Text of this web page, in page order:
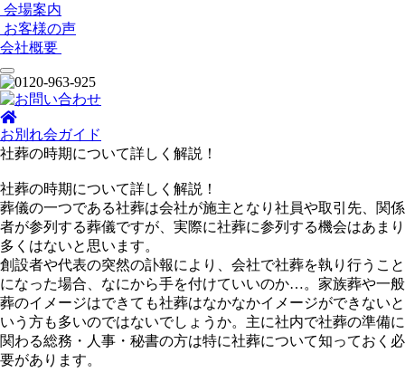
会場案内
お客様の声
会社概要
お別れ会ガイド
社葬の時期について詳しく解説！
社葬の時期について詳しく解説！
葬儀の一つである社葬は会社が施主となり社員や取引先、関係
者が参列する葬儀ですが、実際に社葬に参列する機会はあまり
多くはないと思います。
創設者や代表の突然の訃報により、会社で社葬を執り行うこと
になった場合、なにから手を付けていいのか…。家族葬や一般
葬のイメージはできても社葬はなかなかイメージができないと
いう方も多いのではないでしょうか。主に社内で社葬の準備に
関わる総務・人事・秘書の方は特に社葬について知っておく必
要があります。